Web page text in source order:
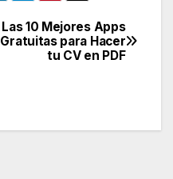
Las 10 Mejores Apps
Gratuitas para Hacer
tu CV en PDF